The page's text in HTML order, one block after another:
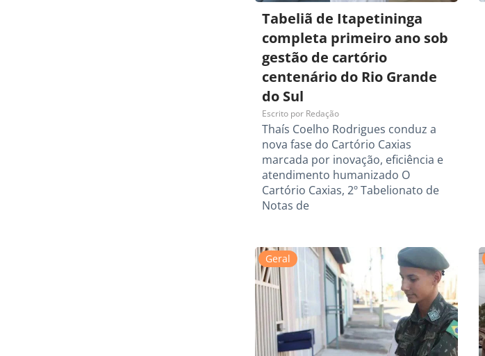
Tabeliã de Itapetininga
completa primeiro ano sob
gestão de cartório
centenário do Rio Grande
do Sul
Escrito por Redação
Thaís Coelho Rodrigues conduz a
nova fase do Cartório Caxias
marcada por inovação, eficiência e
atendimento humanizado O
Cartório Caxias, 2º Tabelionato de
Notas de
Geral